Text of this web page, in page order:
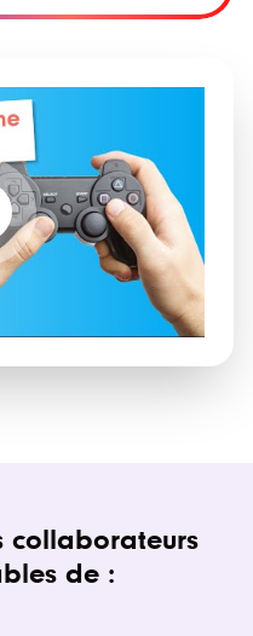
collaborateurs
de :